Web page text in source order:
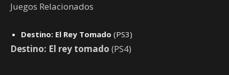
Juegos Relacionados
Destino: El Rey Tomado (PS3)
Destino: El rey tomado (PS4)